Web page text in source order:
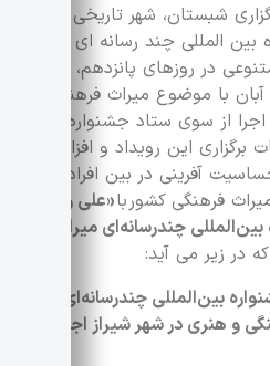
شبستان، شهر تاریخی شیراز
المللی چند رسانه ای میراث
در روزهای پانزدهم،
با موضوع میراث فرهنگی و
از سوی ستاد جشنواره تدارک
این رویداد و افزایش
آفرینی در بین افراد
فرهنگی کشور با«علی رضا
چندرسانه‌ای میراث
در زیر می آید:
بین‌المللی چندرسانه‌ای
و هنری در شهر شیراز اجرا